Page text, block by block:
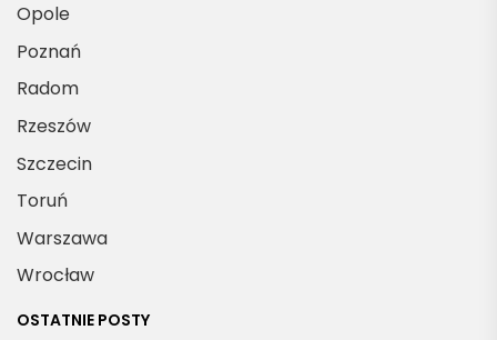
Opole
Poznań
Radom
Rzeszów
Szczecin
Toruń
Warszawa
Wrocław
OSTATNIE POSTY